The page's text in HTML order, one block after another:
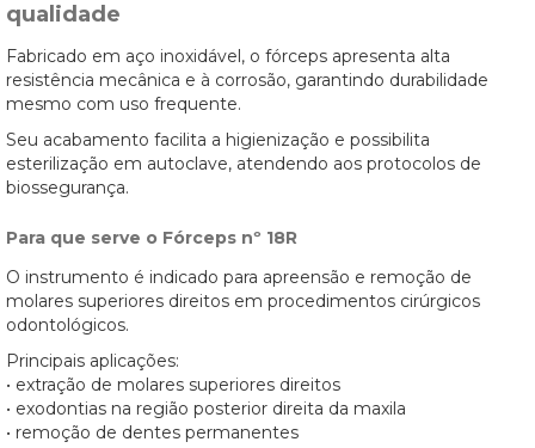
qualidade
Fabricado em aço inoxidável, o fórceps apresenta alta
resistência mecânica e à corrosão, garantindo durabilidade
mesmo com uso frequente.
Seu acabamento facilita a higienização e possibilita
esterilização em autoclave, atendendo aos protocolos de
biossegurança.
Para que serve o Fórceps nº 18R
O instrumento é indicado para apreensão e remoção de
molares superiores direitos em procedimentos cirúrgicos
odontológicos.
Principais aplicações:
• extração de molares superiores direitos
• exodontias na região posterior direita da maxila
• remoção de dentes permanentes